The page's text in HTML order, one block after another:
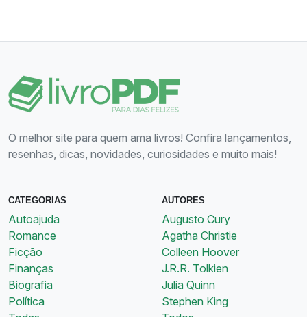
O melhor site para quem ama livros! Confira lançamentos,
resenhas, dicas, novidades, curiosidades e muito mais!
CATEGORIAS
Autoajuda
Romance
Ficção
Finanças
Biografia
Política
AUTORES
Augusto Cury
Agatha Christie
Colleen Hoover
J.R.R. Tolkien
Julia Quinn
Stephen King